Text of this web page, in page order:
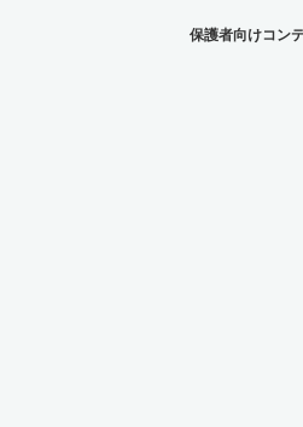
保護者向けコン